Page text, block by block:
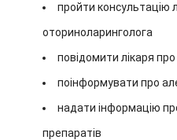
пройти консультацію
оториноларинголога
повідомити лікаря
поінформувати про
надати інформацію
препаратів